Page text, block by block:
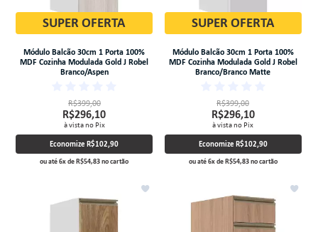
SUPER OFERTA
Módulo Balcão 30cm 1 Porta 100%
MDF Cozinha Modulada Gold J Robel
Branco/Aspen
R$399,00
R$296,10
à vista no Pix
EconomizeR$102,90
ou até6xdeR$54,83no cartão
SUPER OFERTA
Módulo Balcão 30cm 1 Porta 100%
MDF Cozinha Modulada Gold J Robel
Branco/Branco Matte
R$399,00
R$296,10
à vista no Pix
Economize R$102,90
ou até6xdeR$54,83no cartão